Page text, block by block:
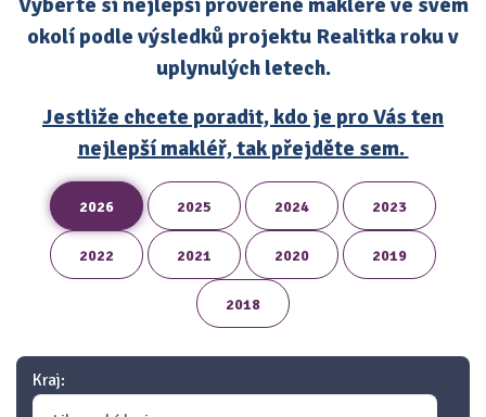
okolí podle výsledků projektu Realitka roku v
uplynulých letech.
Jestliže chcete poradit, kdo je pro Vás ten
nejlepší makléř, tak přejděte sem.
2026 2025 2024 2023
2022 2021 2020 2019
2018
Kraj: